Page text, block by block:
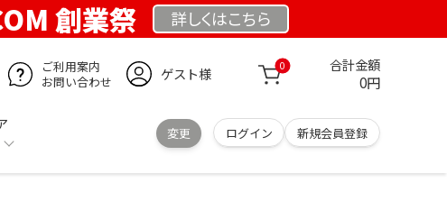
創業祭 詳しくはこちら
ご利用案内
お問い合わせ
ゲスト様 0 合計金額
0円
変更 ログイン 新規会員登録